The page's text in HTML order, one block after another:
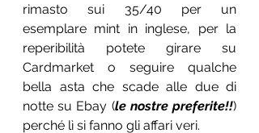
rimasto sui 35/40 per un
esemplare mint in inglese, per la
reperibilità potete girare su
Cardmarket o seguire qualche
bella asta che scade alle due di
notte su Ebay (le nostre preferite!!)
perché lì si fanno gli affari veri.